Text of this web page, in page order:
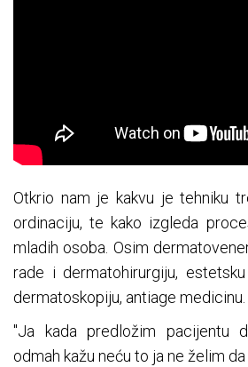
Otkrio nam je kakvu je tehniku
ordinaciju, te kako izgleda
mladih osoba. Osim
rade i dermatohirurgiju,
dermatoskopiju, antiage medicinu.
"Ja kada predložim pacijentu
odmah kažu neću to ja ne želim